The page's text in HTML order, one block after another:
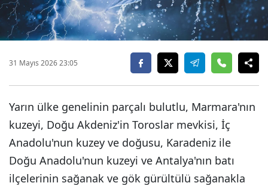
31 Mayıs 2026 23:05
Yarın ülke genelinin parçalı bulutlu, Marmara'nın
kuzeyi, Doğu Akdeniz'in Toroslar mevkisi, İç
Anadolu'nun kuzey ve doğusu, Karadeniz ile
Doğu Anadolu'nun kuzeyi ve Antalya'nın batı
ilçelerinin sağanak ve gök gürültülü sağanakla